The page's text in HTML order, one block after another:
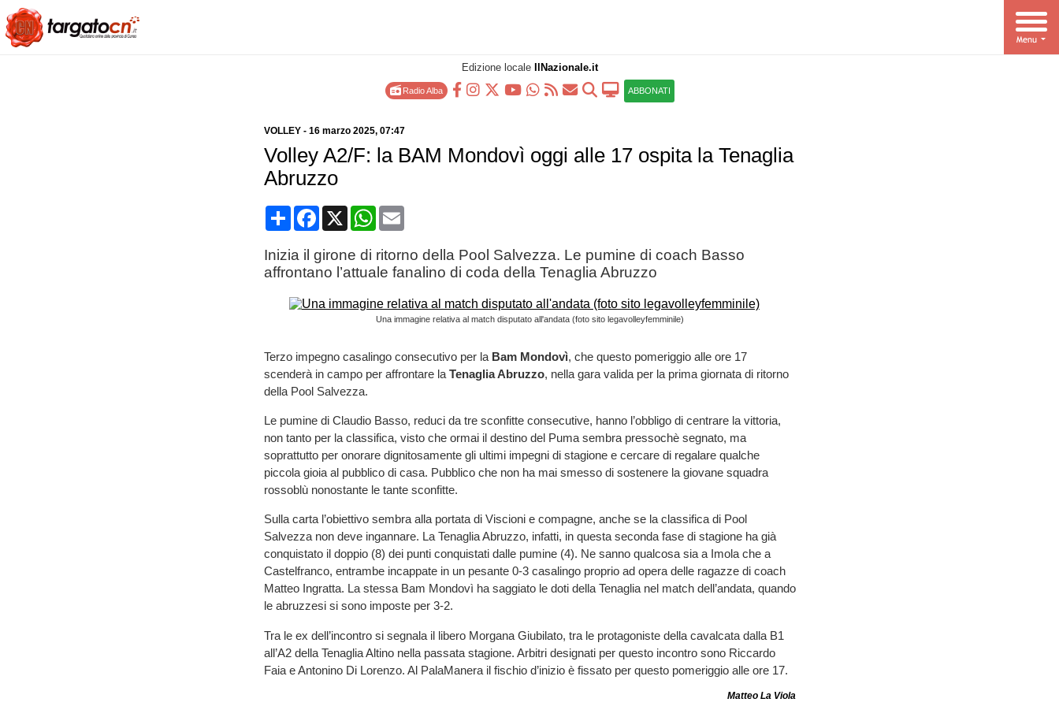
Edizione locale IlNazionale.it
Radio Alba ABBONATI
VOLLEY- 16 marzo 2025, 07:47
Volley A2/F: la BAM Mondovì oggi alle 17 ospita la Tenaglia
Abruzzo
CondividiFacebook
X WhatsApp
Email
Inizia il girone di ritorno della Pool Salvezza. Le pumine di coach Basso
affrontano l’attuale fanalino di coda della Tenaglia Abruzzo
Una immagine relativa al match disputato all'andata (foto sito legavolleyfemminile)
Terzo impegno casalingo consecutivo per la Bam Mondovì, che questo pomeriggio alle ore 17
scenderà in campo per affrontare la Tenaglia Abruzzo, nella gara valida per la prima giornata di ritorno
della Pool Salvezza.
Le pumine di Claudio Basso, reduci da tre sconfitte consecutive, hanno l’obbligo di centrare la vittoria,
non tanto per la classifica, visto che ormai il destino del Puma sembra pressochè segnato, ma
soprattutto per onorare dignitosamente gli ultimi impegni di stagione e cercare di regalare qualche
piccola gioia al pubblico di casa. Pubblico che non ha mai smesso di sostenere la giovane squadra
rossoblù nonostante le tante sconfitte.
Sulla carta l’obiettivo sembra alla portata di Viscioni e compagne, anche se la classifica di Pool
Salvezza non deve ingannare. La Tenaglia Abruzzo, infatti, in questa seconda fase di stagione ha già
conquistato il doppio (8) dei punti conquistati dalle pumine (4). Ne sanno qualcosa sia a Imola che a
Castelfranco, entrambe incappate in un pesante 0-3 casalingo proprio ad opera delle ragazze di coach
Matteo Ingratta. La stessa Bam Mondovì ha saggiato le doti della Tenaglia nel match dell’andata, quando
le abruzzesi si sono imposte per 3-2.
Tra le ex dell’incontro si segnala il libero Morgana Giubilato, tra le protagoniste della cavalcata dalla B1
all’A2 della Tenaglia Altino nella passata stagione. Arbitri designati per questo incontro sono Riccardo
Faia e Antonino Di Lorenzo. Al PalaManera il fischio d’inizio è fissato per questo pomeriggio alle ore 17.
Matteo La Viola